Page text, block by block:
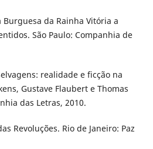
Burguesa da Rainha Vitória a
São Paulo: Companhia de
realidade e ficção na
Gustave Flaubert e Thomas
das Letras, 2010.
Revoluções. Rio de Janeiro: Paz